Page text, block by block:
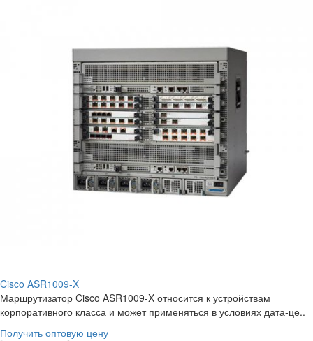
Cisco ASR1009-X
Маршрутизатор Cisco ASR1009-X относится к устройствам
корпоративного класса и может применяться в условиях дата-це..
Получить оптовую цену